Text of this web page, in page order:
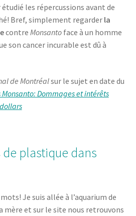
les répercussions avant de
Bref, simplement regarderla
contre Monsantoface à un homme
son cancer incurable est dû à
de Montréalsur le sujet en date du
Monsanto: Dommages et intérêts
plastique dans
Je suis allée à l’aquarium de
mère et sur le site nous retrouvons